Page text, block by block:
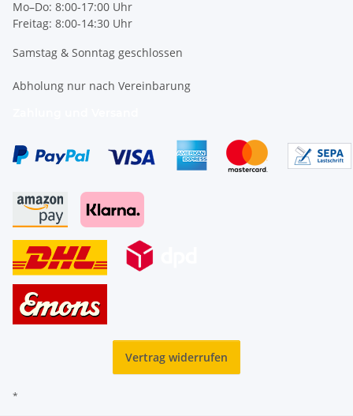
Mo–Do: 8:00-17:00 Uhr
Freitag: 8:00-14:30 Uhr
Samstag & Sonntag geschlossen
Abholung nur nach Vereinbarung
Vertrag widerrufen
*